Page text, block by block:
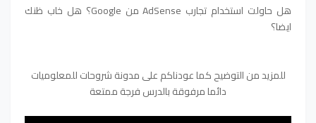
هل حاولت استخدام تجارب AdSense من Google؟ هل خاب ظنك
ايضا؟
للمزيد من التوضيح كما عودناكم على مدونة شروحات للمعلوميات
دائما مرفوقة بالدرس فرجة ممتعة